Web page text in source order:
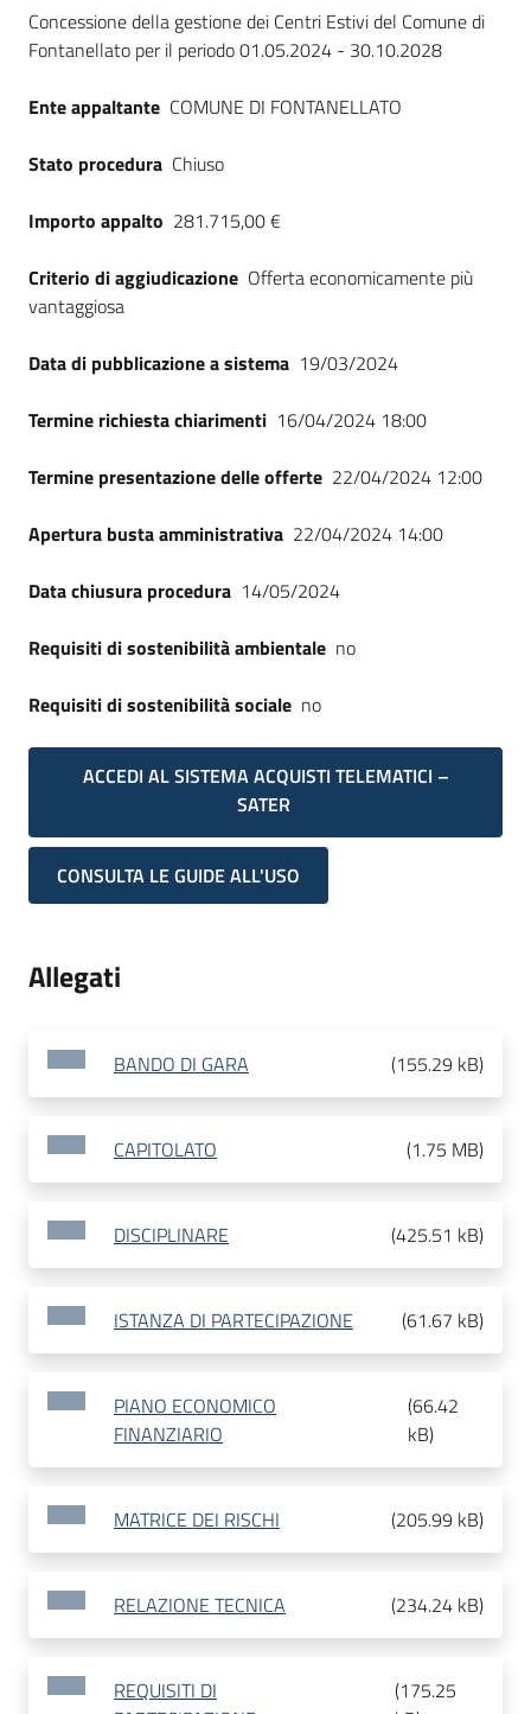
Dati del bando
Concessione della gestione dei Centri Estivi del Comune di
Fontanellato per il periodo 01.05.2024 - 30.10.2028
Ente appaltante COMUNE DI FONTANELLATO
Stato procedura Chiuso
Importo appalto 281.715,00 €
Criterio di aggiudicazione Offerta economicamente più
vantaggiosa
Data di pubblicazione a sistema 19/03/2024
Termine richiesta chiarimenti 16/04/2024 18:00
Termine presentazione delle offerte 22/04/2024 12:00
Apertura busta amministrativa 22/04/2024 14:00
Data chiusura procedura 14/05/2024
Requisiti di sostenibilità ambientale no
Requisiti di sostenibilità sociale no
ACCEDI AL SISTEMA ACQUISTI TELEMATICI –
SATER
CONSULTA LE GUIDE ALL'USO
Allegati
BANDO DI GARA (155.29 kB)
CAPITOLATO (1.75 MB)
DISCIPLINARE (425.51 kB)
ISTANZA DI PARTECIPAZIONE (61.67 kB)
PIANO ECONOMICO
FINANZIARIO
(66.42
kB)
MATRICE DEI RISCHI (205.99 kB)
RELAZIONE TECNICA (234.24 kB)
REQUISITI DI
(175.25